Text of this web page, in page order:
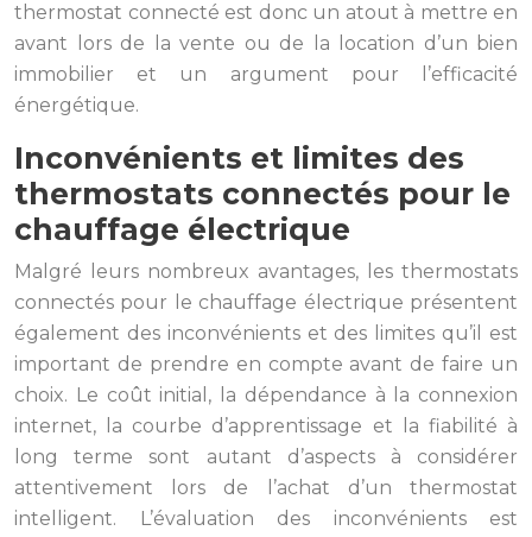
thermostat connecté est donc un atout à mettre en
avant lors de la vente ou de la location d’un bien
immobilier et un argument pour l’efficacité
énergétique.
Inconvénients et limites des
thermostats connectés pour le
chauffage électrique
Malgré leurs nombreux avantages, les thermostats
connectés pour le chauffage électrique présentent
également des inconvénients et des limites qu’il est
important de prendre en compte avant de faire un
choix. Le coût initial, la dépendance à la connexion
internet, la courbe d’apprentissage et la fiabilité à
long terme sont autant d’aspects à considérer
attentivement lors de l’achat d’un thermostat
intelligent. L’évaluation des inconvénients est